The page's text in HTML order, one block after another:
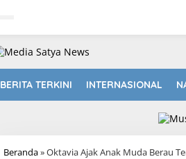
BERITA TERKINI INTERNASIONAL
Beranda»Oktavia Ajak Anak Muda Berau